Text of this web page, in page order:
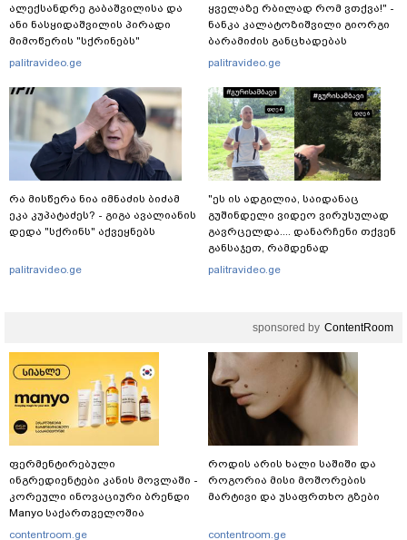
ალექსანდრე გაბაშვილისა და
ანი ნასყიდაშვილის პირადი
მიმოწერის "სქრინებს"
ავრცელებს
palitravideo.ge
რა მისწერა ნია იმნაძის ბიძამ
ეკა კუპატაძეს? - გიგა ავალიანის
დედა "სქრინს" აქვეყნებს
palitravideo.ge
ყვე­ლა­ზე რბი­ლად რომ ვთქვა!" -
ნანკა კალატოზიშვილი გიორგი
ბარამიძის განცხადებას
ეხმაურება
palitravideo.ge
"ეს ის ადგილია, საიდანაც
გუშინდელი ვიდეო ვირუსულად
გავრცელდა.... დანარჩენი თქვენ
განსაჯეთ, რამდენად
შესაძლებელია აქ ადამიანის
გურამ დადიანიძე გაუჩინარდა?
palitravideo.ge
sponsored by ContentRoom
ფერმენტირებული
ინგრედიენტები კანის მოვლაში -
კორეული ინოვაციური ბრენდი
Manyo საქართველოშია
contentroom.ge
როდის არის ხალი საშიში და
როგორია მისი მოშორების
მარტივი და უსაფრთხო გზები
contentroom.ge